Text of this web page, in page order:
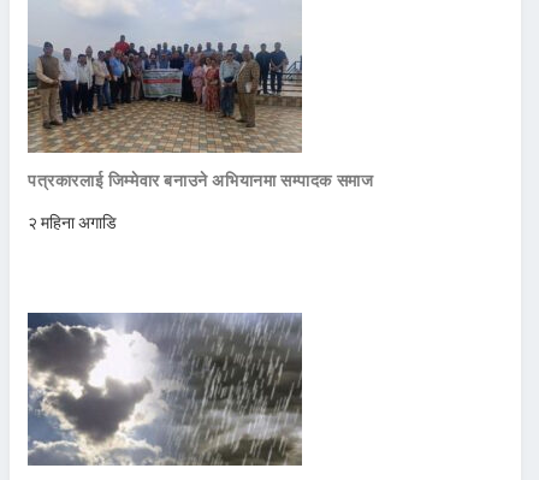
पत्रकारलाई जिम्मेवार बनाउने अभियानमा सम्पादक समाज
२ महिना अगाडि